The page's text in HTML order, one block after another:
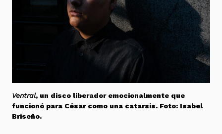
Ventral, un disco liberador emocionalmente que
funcionó para César como una catarsis. Foto: Isabel
Briseño.